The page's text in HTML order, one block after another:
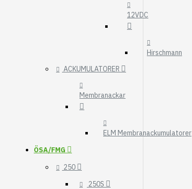
12VDC
Hirschmann
ACKUMULATORER
Membranackar
ELM Membranackumulatorer
ÖSA/FMG
250
250S